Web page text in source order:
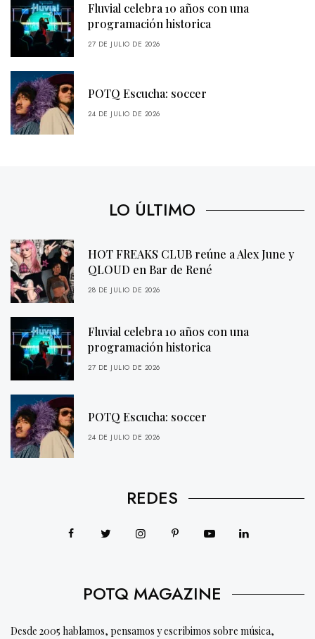
Fluvial celebra 10 años con una
programación historica
27 DE JULIO DE 2026
POTQ Escucha: soccer
24 DE JULIO DE 2026
LO ÚLTIMO
HOT FREAKS CLUB reúne a Alex June y
QLOUD en Bar de René
28 DE JULIO DE 2026
Fluvial celebra 10 años con una
programación historica
27 DE JULIO DE 2026
POTQ Escucha: soccer
24 DE JULIO DE 2026
REDES
POTQ MAGAZINE
Desde 2005 hablamos, pensamos y escribimos sobre música,